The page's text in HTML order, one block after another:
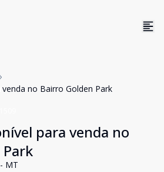
no Bairro Golden Park
para venda no
MT